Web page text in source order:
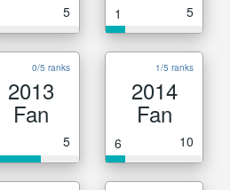
5 1 5
0/5 ranks
2013
Fan
5
1/5 ranks
2014
Fan
6 10